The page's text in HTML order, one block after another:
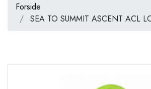
Forside
SEA TO SUMMIT ASCENT ACL